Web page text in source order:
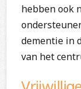
hebben ook
dementie in
van het